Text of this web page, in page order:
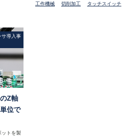
工作機械 切削加工 タッチスイッチ
サ導入事
Z軸
位で
ットを製